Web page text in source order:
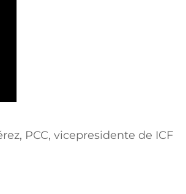
PCC, vicepresidente de ICF